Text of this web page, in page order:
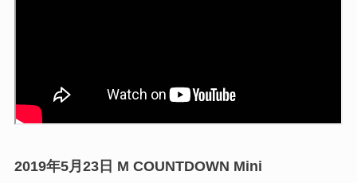
2019年5月23日 M COUNTDOWN Mini